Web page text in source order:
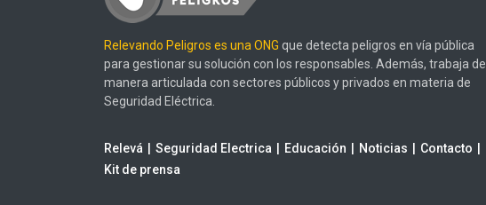
Relevando Peligros es una ONG que detecta peligros en vía pública
para gestionar su solución con los responsables. Además, trabaja de
manera articulada con sectores públicos y privados en materia de
Seguridad Eléctrica.
Relevá Seguridad Electrica Educación Noticias
Contacto
Kit de prensa